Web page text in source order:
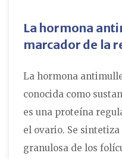
La hormona
marcador de la
La hormona
conocida como
es una proteína
el ovario. Se
granulosa de los